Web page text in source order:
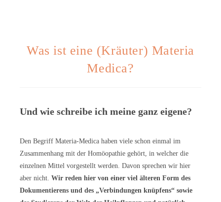
Was ist eine (Kräuter) Materia
Medica?
Und wie schreibe ich meine ganz eigene?
Den Begriff Materia-Medica haben viele schon einmal im
Zusammenhang mit der Homöopathie gehört, in welcher die
einzelnen Mittel vorgestellt werden. Davon sprechen wir hier
aber nicht. Wir reden hier von einer viel älteren Form des
Dokumentierens und des „Verbindungen knüpfens“ sowie